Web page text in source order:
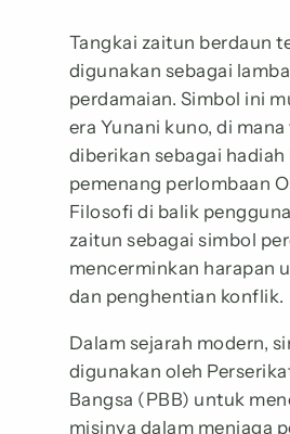
Tangkai zaitun berdaun
digunakan sebagai
perdamaian. Simbol ini
era Yunani kuno, di
diberikan sebagai hadiah
pemenang perlombaan
Filosofi di balik
zaitun sebagai simbol
mencerminkan harapan
dan penghentian konflik.
Dalam sejarah modern,
digunakan oleh
Bangsa (PBB) untuk
misinya dalam menjaga